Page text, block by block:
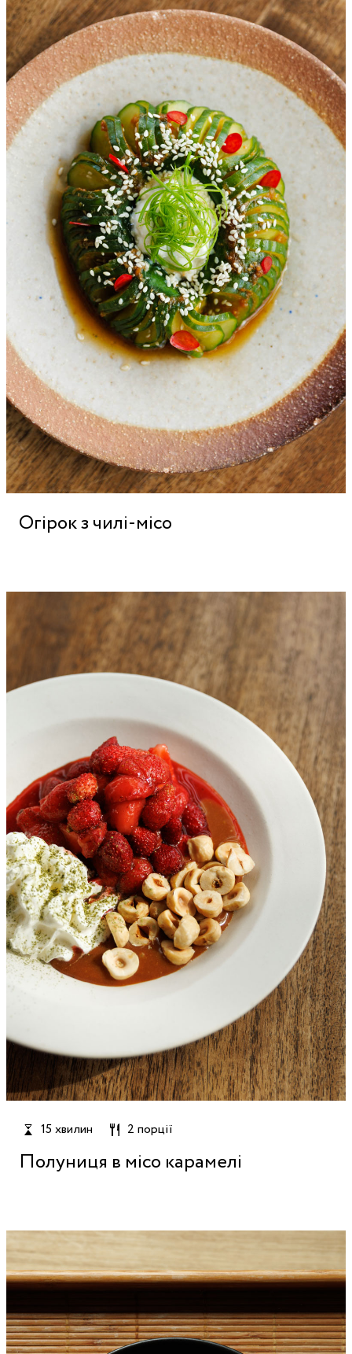
Огірок з чилі-місо
15 хвилин 2 порції
Полуниця в місо карамелі